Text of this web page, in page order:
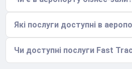
Які послуги доступні в
Чи доступні послуги Fast